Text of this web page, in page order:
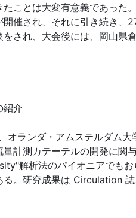
たことは大変有意義であった
開催され、それに引き続き、
をされ、大会後には、岡山県
紹介
オランダ・アムステルダム
量計測カテーテルの開発に関
解析法のパイオニアでも
る。研究成果は Circulation